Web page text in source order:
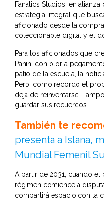
Fanatics Studios, en
estrategia integral que
aficionado desde la
coleccionable digital y el
Para los aficionados que
Panini con olor a
patio de la escuela, la
Pero, como recordó el
deja de reinventarse.
guardar sus recuerdos.
También te
presenta a Islana,
Mundial Femenil
A partir de 2031, cuando el
régimen comience a
compartirá espacio con la